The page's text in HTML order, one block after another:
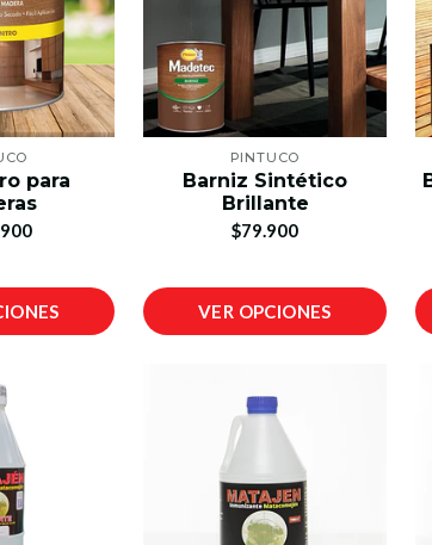
para
PINTUCO
Barniz Sintético
Brillante
$79.900
VER OPCIONES